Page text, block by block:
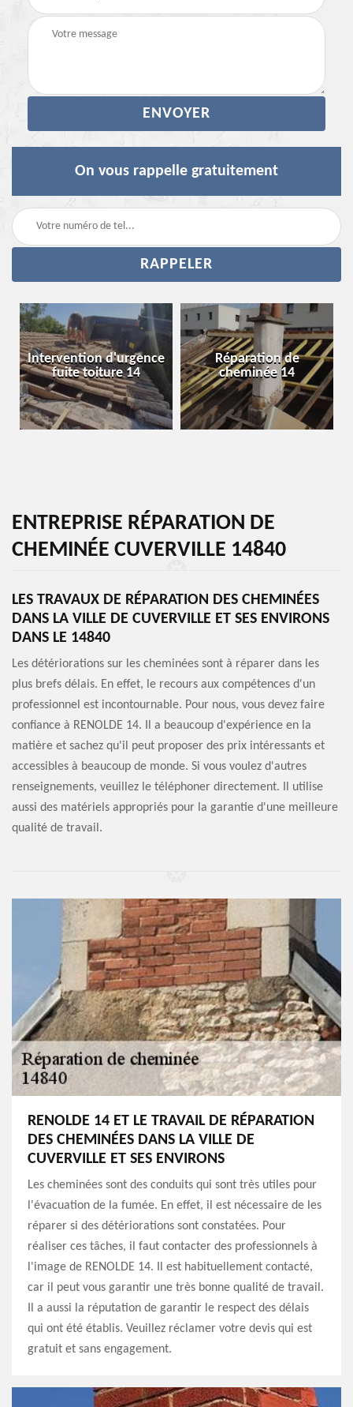
On vous rappelle gratuitement
Intervention d'urgence
fuite toiture 14
Réparation de
cheminée 14
ENTREPRISE RÉPARATION DE
CHEMINÉE CUVERVILLE 14840
LES TRAVAUX DE RÉPARATION DES CHEMINÉES
DANS LA VILLE DE CUVERVILLE ET SES ENVIRONS
DANS LE 14840
Les détériorations sur les cheminées sont à réparer dans les
plus brefs délais. En effet, le recours aux compétences d'un
professionnel est incontournable. Pour nous, vous devez faire
confiance à RENOLDE 14. Il a beaucoup d'expérience en la
matière et sachez qu'il peut proposer des prix intéressants et
accessibles à beaucoup de monde. Si vous voulez d'autres
renseignements, veuillez le téléphoner directement. Il utilise
aussi des matériels appropriés pour la garantie d'une meilleure
qualité de travail.
RENOLDE 14 ET LE TRAVAIL DE RÉPARATION
DES CHEMINÉES DANS LA VILLE DE
CUVERVILLE ET SES ENVIRONS
Les cheminées sont des conduits qui sont très utiles pour
l'évacuation de la fumée. En effet, il est nécessaire de les
réparer si des détériorations sont constatées. Pour
réaliser ces tâches, il faut contacter des professionnels à
l'image de RENOLDE 14. Il est habituellement contacté,
car il peut vous garantir une très bonne qualité de travail.
Il a aussi la réputation de garantir le respect des délais
qui ont été établis. Veuillez réclamer votre devis qui est
gratuit et sans engagement.